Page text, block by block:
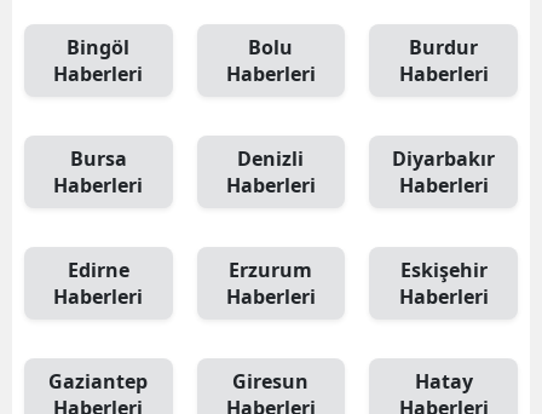
Bingöl
Haberleri
Bolu
Haberleri
Burdur
Haberleri
Bursa
Haberleri
Denizli
Haberleri
Diyarbakır
Haberleri
Edirne
Haberleri
Erzurum
Haberleri
Eskişehir
Haberleri
Gaziantep
Haberleri
Giresun
Haberleri
Hatay
Haberleri